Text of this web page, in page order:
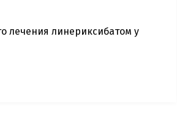
лечения линериксибатом у